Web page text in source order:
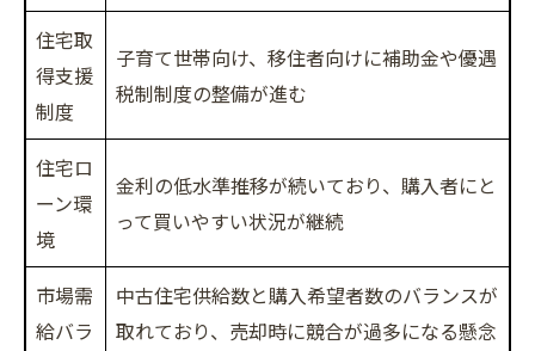
住宅取
得支援
制度
子育て世帯向け、移住者向けに補助金や優遇
税制制度の整備が進む
住宅ロ
ーン環
境
金利の低水準推移が続いており、購入者にと
って買いやすい状況が継続
市場需
給バラ
中古住宅供給数と購入希望者数のバランスが
取れており、売却時に競合が過多になる懸念